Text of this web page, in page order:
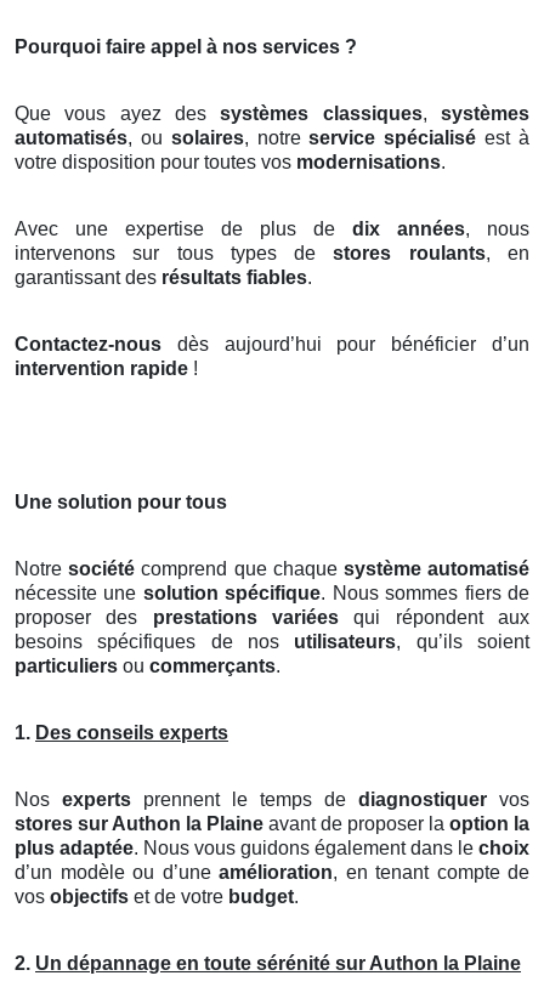
Pourquoi faire appel à nos services ?
Que vous ayez dessystèmes classiques,systèmes
automatisés, ou solaires, notreservice spécialisé est à
votre disposition pour toutes vos modernisations.
Avec une expertise de plus de dix années, nous
intervenons sur tous types destores roulants, en
garantissant des résultats fiables.
Contactez-nous dès aujourd’hui pour bénéficier d’un
intervention rapide !
Une solution pour tous
Notresociété comprend que chaque système automatisé
nécessite une solution spécifique. Nous sommes fiers de
proposer des prestations variées qui répondent aux
besoins spécifiques de nos utilisateurs, qu’ils soient
particuliers ou commerçants.
1. Des conseils experts
Nos experts prennent le temps de diagnostiquer vos
stores sur Authon la Plaine avant de proposer la option la
plus adaptée. Nous vous guidons également dans le choix
d’un modèle ou d’une amélioration, en tenant compte de
vos objectifs et de votre budget.
2. Un dépannage en toute sérénité sur Authon la Plaine